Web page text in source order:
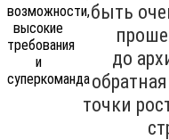
быть
до
точки